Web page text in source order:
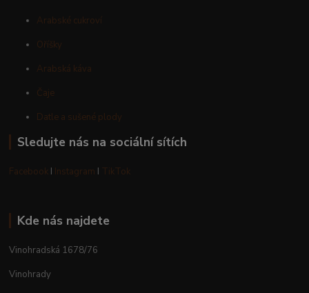
Arabské cukroví
Oříšky
Arabská káva
Čaje
Datle a sušené plody
Sledujte nás na sociální sítích
Facebook I Instagram I TikTok
Kde nás najdete
Vinohradská 1678/76
Vinohrady